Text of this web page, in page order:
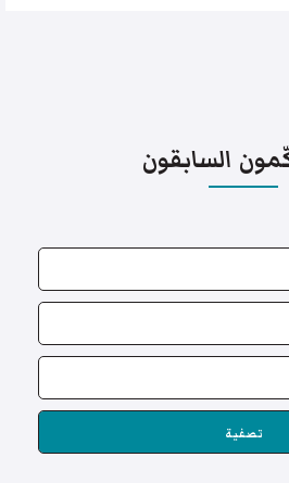
السابقون
تصفية